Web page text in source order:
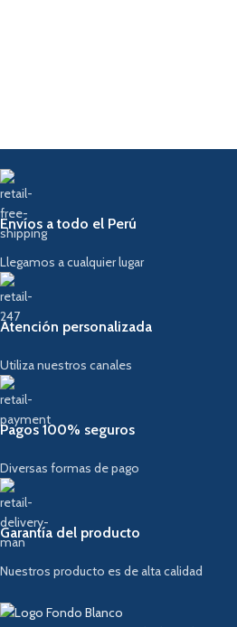
Envíos a todo el Perú
Llegamos a cualquier lugar
Atención personalizada
Utiliza nuestros canales
Pagos 100% seguros
Diversas formas de pago
Garantía del producto
Nuestros producto es de alta calidad